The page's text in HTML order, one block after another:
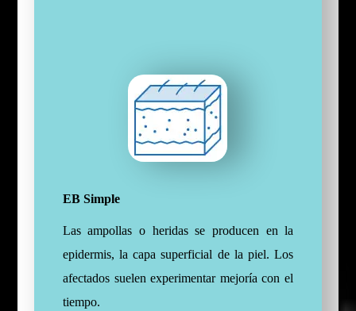
EB Simple
Las ampollas o heridas se producen en la
epidermis, la capa superficial de la piel. Los
afectados suelen experimentar mejoría con el
tiempo.